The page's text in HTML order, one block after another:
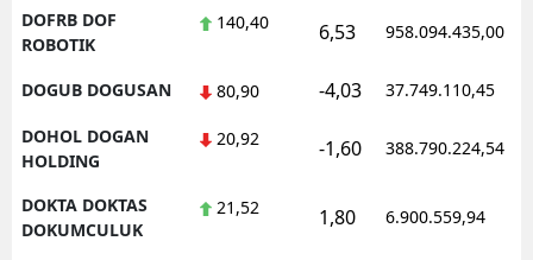
DOFRB DOF
ROBOTIK
140,40 6,53 958.094.435,00
DOGUB DOGUSAN 80,90 -4,03 37.749.110,45
DOHOL DOGAN
HOLDING
20,92 -1,60 388.790.224,54
DOKTA DOKTAS
DOKUMCULUK
21,52 1,80 6.900.559,94